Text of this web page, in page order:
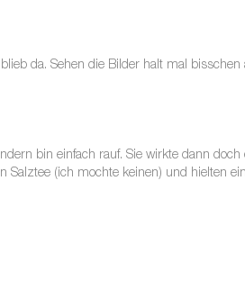
da. Sehen die Bilder halt mal
bin einfach rauf. Sie wirkte dann
(ich mochte keinen) und hielten